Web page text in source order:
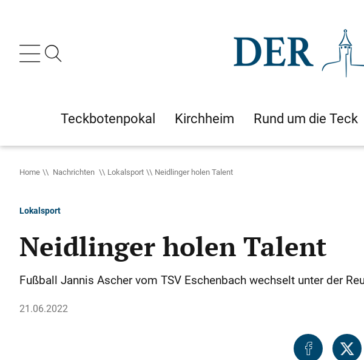
Teckbotenpokal Kirchheim Rund um die Teck
Home Nachrichten Lokalsport Neidlinger holen Talent
Lokalsport
Neidlinger holen Talent
Fußball Jannis Ascher vom TSV Eschenbach wechselt unter der
21.06.2022